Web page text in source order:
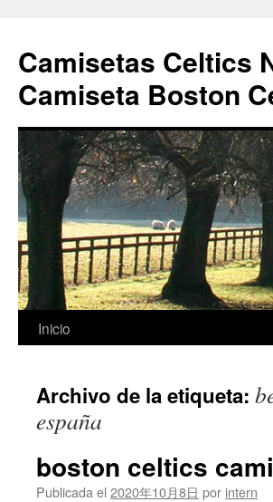
Camisetas Celtics
Camiseta Boston
Saltar
contenido
Inicio
Archivo de la etiqueta:
españa
boston celtics
Publicada el 2020年10月8日 por intern